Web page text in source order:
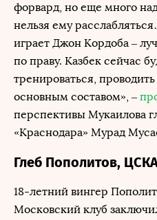
форвард, но еще много
нельзя ему
играет Джон Кордоба –
по праву. Казбек сейчас
тренироваться,
основным составом», –
перспективы Мукаилова
«Краснодара» Мурад
Глеб Пополитов,
18-летний вингер
Московский клуб